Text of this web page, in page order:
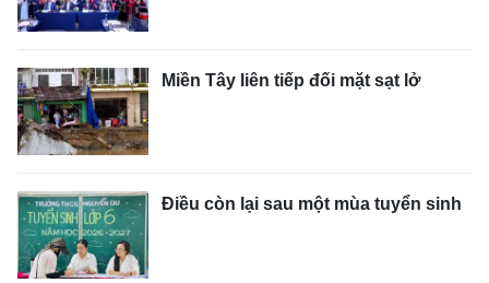
Miền Tây liên tiếp đối mặt sạt lở
Điều còn lại sau một mùa tuyển sinh